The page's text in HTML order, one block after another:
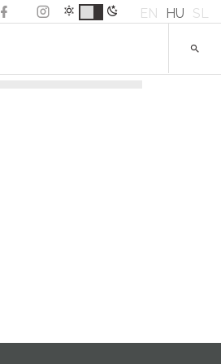
EN HU SL